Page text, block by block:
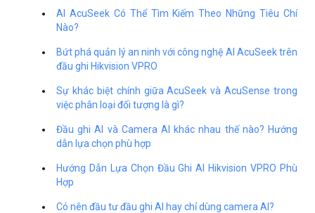
AI AcuSeek Có Thể Tìm Kiếm Theo Những Tiêu Chí
Nào?
Bứt phá quản lý an ninh với công nghệ AI AcuSeek trên
đầu ghi Hikvision VPRO
Sự khác biệt chính giữa AcuSeek và AcuSense trong
việc phân loại đối tượng là gì?
Đầu ghi AI và Camera AI khác nhau thế nào? Hướng
dẫn lựa chọn phù hợp
Hướng Dẫn Lựa Chọn Đầu Ghi AI Hikvision VPRO Phù
Hợp
Có nên đầu tư đầu ghi AI hay chỉ dùng camera AI?